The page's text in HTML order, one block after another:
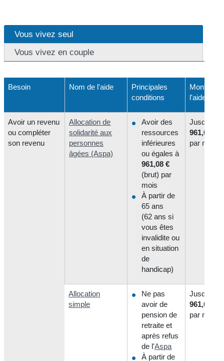
Vous vivez seul
Vous vivez en couple
Besoin Nom de l'aide
Principales
conditions
Montant
l'aide
Avoir un revenu
ou compléter
son revenu
Allocation de
solidarité aux
personnes
âgées (Aspa)
Avoir des
ressources
inférieures
ou égales à
961,08 €
(brut) par
mois
À partir de
65 ans
(62 ans si
vous êtes
invalidite ou
en situation
de
handicap)
Jusqu'à
961,08 €
par mois
Allocation
simple
Ne pas
avoir de
pension de
retraite et
après refus
de l'Aspa
À partir de
Jusqu'à
961,08 €
par mois